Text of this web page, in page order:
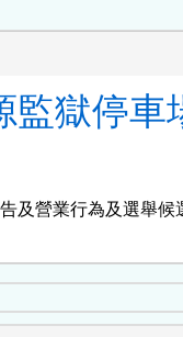
監獄停車
及營業行為及選舉候